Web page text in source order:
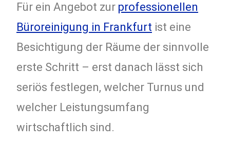
Für ein Angebot zur professionellen
Büroreinigung in Frankfurt ist eine
Besichtigung der Räume der sinnvolle
erste Schritt – erst danach lässt sich
seriös festlegen, welcher Turnus und
welcher Leistungsumfang
wirtschaftlich sind.